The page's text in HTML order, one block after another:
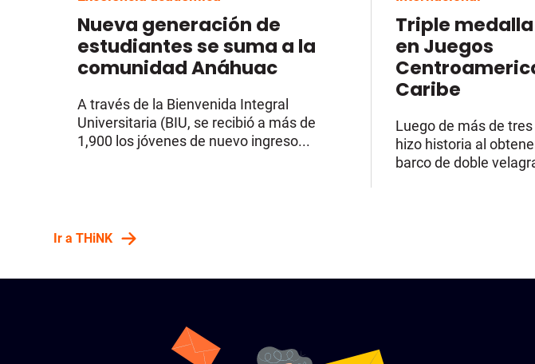
Nueva generación de
estudiantes se suma a la
comunidad Anáhuac
A través de la Bienvenida Integral
Universitaria (BIU, se recibió a más de
1,900 los jóvenes de nuevo ingreso...
Triple
en Juegos
Caribe
Luego de más de
hizo historia al
barco de doble
Ir a THiNK